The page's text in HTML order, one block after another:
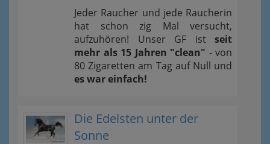
Jeder Raucher und jede Raucherin
hat schon zig Mal versucht,
aufzuhören! Unser GF ist seit
mehr als 15 Jahren "clean" - von
80 Zigaretten am Tag auf Null und
es war einfach!
Die Edelsten unter der
Sonne